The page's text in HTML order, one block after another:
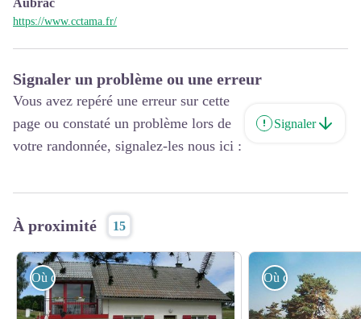
Aubrac
https://www.cctama.fr/
Signaler un problème ou une erreur
Vous avez repéré une erreur sur cette
page ou constaté un problème lors de
votre randonnée, signalez-les nous ici :
Signaler
À proximité 15
Où dormir ? Où dormir ?